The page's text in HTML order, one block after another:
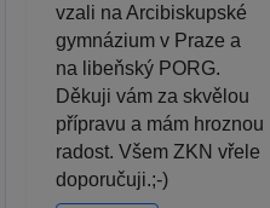
vzali na Arcibiskupské
gymnázium v Praze a
na libeňský PORG.
Děkuji vám za skvělou
přípravu a mám hroznou
radost. Všem ZKN vřele
doporučuji.;-)